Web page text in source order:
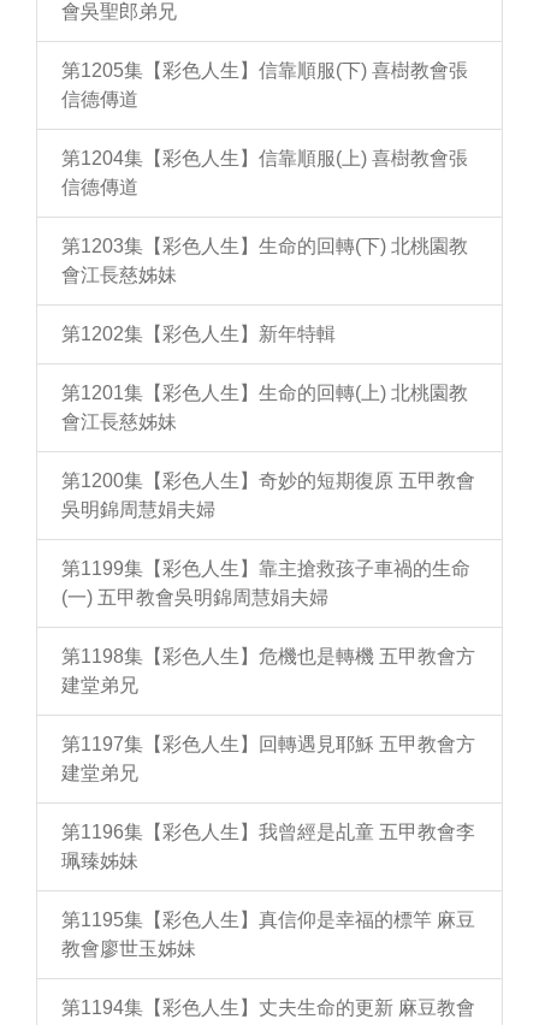
會吳聖郎弟兄
第1205集【彩色人生】信靠順服(下) 喜樹教會張
信德傳道
第1204集【彩色人生】信靠順服(上) 喜樹教會張
信德傳道
第1203集【彩色人生】生命的回轉(下) 北桃園教
會江長慈姊妹
第1202集【彩色人生】新年特輯
第1201集【彩色人生】生命的回轉(上) 北桃園教
會江長慈姊妹
第1200集【彩色人生】奇妙的短期復原 五甲教會
吳明錦周慧娟夫婦
第1199集【彩色人生】靠主搶救孩子車禍的生命
(一) 五甲教會吳明錦周慧娟夫婦
第1198集【彩色人生】危機也是轉機 五甲教會方
建堂弟兄
第1197集【彩色人生】回轉遇見耶穌 五甲教會方
建堂弟兄
第1196集【彩色人生】我曾經是乩童 五甲教會李
珮臻姊妹
第1195集【彩色人生】真信仰是幸福的標竿 麻豆
教會廖世玉姊妹
第1194集【彩色人生】丈夫生命的更新 麻豆教會